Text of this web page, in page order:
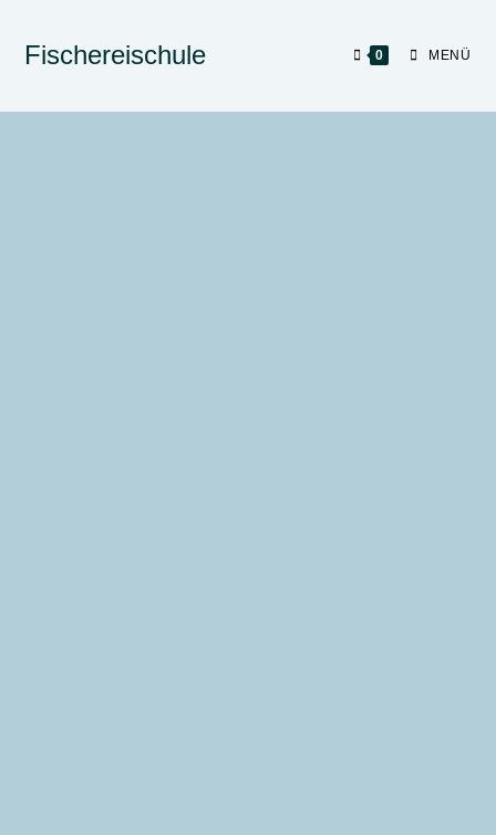
Fischereischule 0 MENÜ